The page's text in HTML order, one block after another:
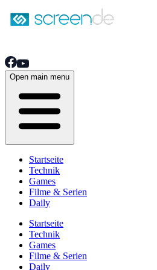
Open main menu
Startseite
Technik
Games
Filme & Serien
Daily
Startseite
Technik
Games
Filme & Serien
Daily